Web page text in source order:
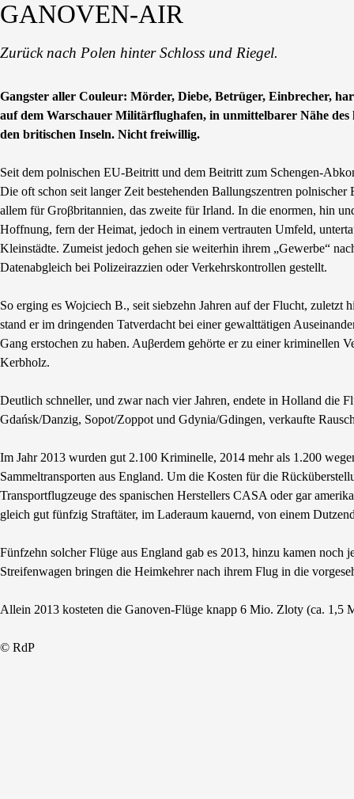
GANOVEN-AIR
Zurück nach Polen hinter Schloss und Riegel.
Gangster aller Couleur: Mörder, Diebe, Betrüger, Einbrecher,
auf dem Warschauer Militärflughafen, in unmittelbarer Nähe
den britischen Inseln. Nicht freiwillig.
Seit dem polnischen EU-Beitritt und dem Beitritt zum Schengen-
Die oft schon seit langer Zeit bestehenden Ballungszentren
allem für Groβbritannien, das zweite für Irland. In die enormen, hin
Hoffnung, fern der Heimat, jedoch in einem vertrauten Umfeld,
Kleinstädte. Zumeist jedoch gehen sie weiterhin ihrem „Gewerbe“
Datenabgleich bei Polizeirazzien oder Verkehrskontrollen gestellt.
So erging es Wojciech B., seit siebzehn Jahren auf der Flucht,
stand er im dringenden Tatverdacht bei einer gewalttätigen
Gang erstochen zu haben. Auβerdem gehörte er zu einer kriminellen
Kerbholz.
Deutlich schneller, und zwar nach vier Jahren, endete in Holland die
Gdańsk/Danzig, Sopot/Zoppot und Gdynia/Gdingen, verkaufte
Im Jahr 2013 wurden gut 2.100 Kriminelle, 2014 mehr als 1.200
Sammeltransporten aus England. Um die Kosten für die
Transportflugzeuge des spanischen Herstellers CASA oder gar
gleich gut fünfzig Straftäter, im Laderaum kauernd, von einem
Fünfzehn solcher Flüge aus England gab es 2013, hinzu kamen noch
Streifenwagen bringen die Heimkehrer nach ihrem Flug in die
Allein 2013 kosteten die Ganoven-Flüge knapp 6 Mio. Zloty (ca. 1,5
© RdP